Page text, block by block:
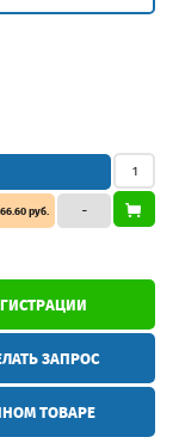
руб. –
ЗАПРОС
ТОВАРЕ